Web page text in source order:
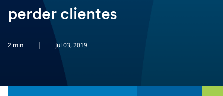
perder clientes
2 min | Jul 03, 2019